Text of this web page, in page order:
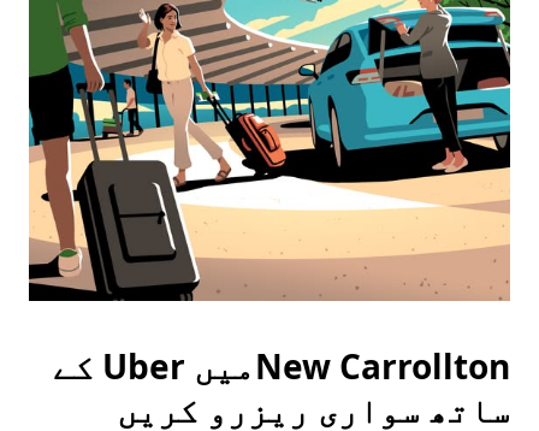
New Carrolltonمیں Uber کے
ساتھ سواری ریزرو کریں